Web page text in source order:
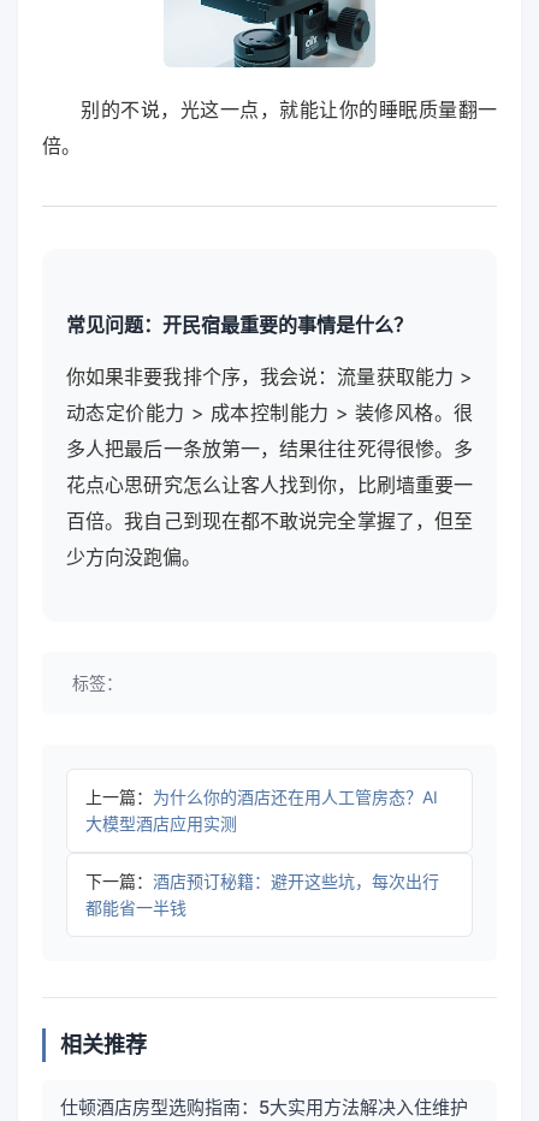
别的不说，光这一点，就能让你的睡眠质量翻一
倍。
常见问题：开民宿最重要的事情是什么？
你如果非要我排个序，我会说：流量获取能力 >
动态定价能力 > 成本控制能力 > 装修风格。很
多人把最后一条放第一，结果往往死得很惨。多
花点心思研究怎么让客人找到你，比刷墙重要一
百倍。我自己到现在都不敢说完全掌握了，但至
少方向没跑偏。
标签：
上一篇： 为什么你的酒店还在用人工管房态？AI
大模型酒店应用实测
下一篇： 酒店预订秘籍：避开这些坑，每次出行
都能省一半钱
相关推荐
仕顿酒店房型选购指南：5大实用方法解决入住维护